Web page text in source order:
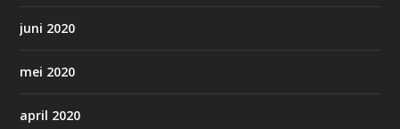
juni 2020
mei 2020
april 2020